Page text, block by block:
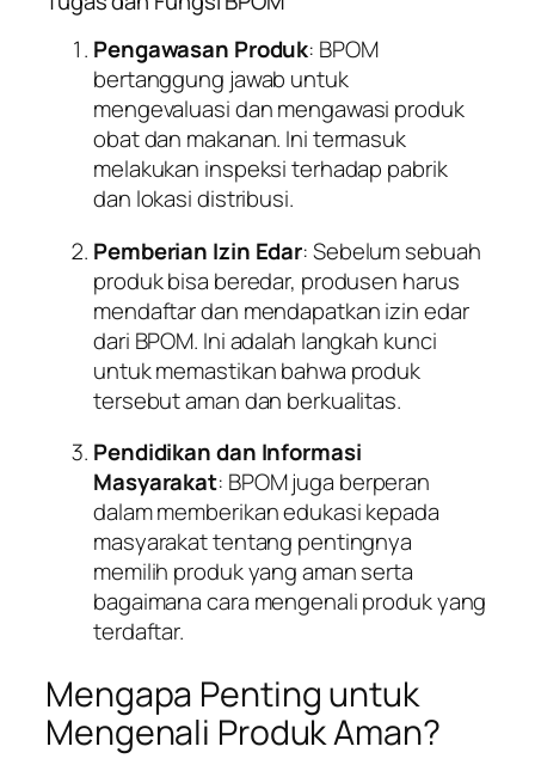
Pengawasan Produk: BPOM
bertanggung jawab untuk
mengevaluasi dan mengawasi produk
obat dan makanan. Ini termasuk
melakukan inspeksi terhadap pabrik
dan lokasi distribusi.
Pemberian Izin Edar: Sebelum sebuah
produk bisa beredar, produsen harus
mendaftar dan mendapatkan izin edar
dari BPOM. Ini adalah langkah kunci
untuk memastikan bahwa produk
tersebut aman dan berkualitas.
Pendidikan dan Informasi
Masyarakat: BPOM juga berperan
dalam memberikan edukasi kepada
masyarakat tentang pentingnya
memilih produk yang aman serta
bagaimana cara mengenali produk yang
terdaftar.
Mengapa Penting untuk
Mengenali Produk Aman?